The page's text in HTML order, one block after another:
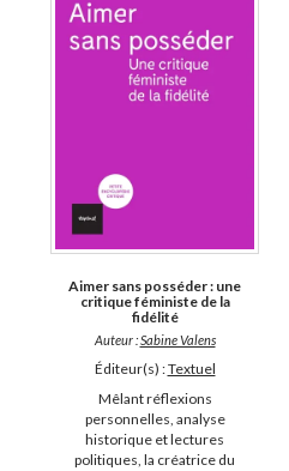
Aimer sans posséder : une
critique féministe de la
fidélité
Auteur :Sabine Valens
Éditeur(s) :Textuel
Mêlant réflexions
personnelles, analyse
historique et lectures
politiques, la créatrice du